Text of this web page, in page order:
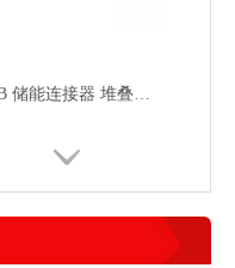
HRB 储能连接器 堆叠式 防水设计 M16401M